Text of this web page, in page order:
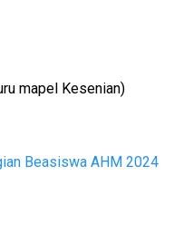
mapel Kesenian)
Beasiswa AHM 2024